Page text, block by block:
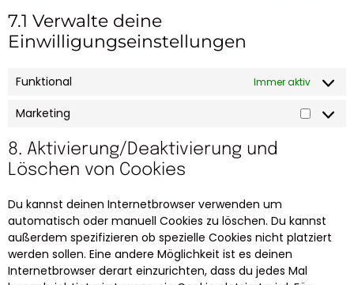
7.1 Verwalte deine
Einwilligungseinstellungen
Funktional Immer aktiv
Marketing
8. Aktivierung/Deaktivierung und
Löschen von Cookies
Du kannst deinen Internetbrowser verwenden um
automatisch oder manuell Cookies zu löschen. Du kannst
außerdem spezifizieren ob spezielle Cookies nicht platziert
werden sollen. Eine andere Möglichkeit ist es deinen
Internetbrowser derart einzurichten, dass du jedes Mal